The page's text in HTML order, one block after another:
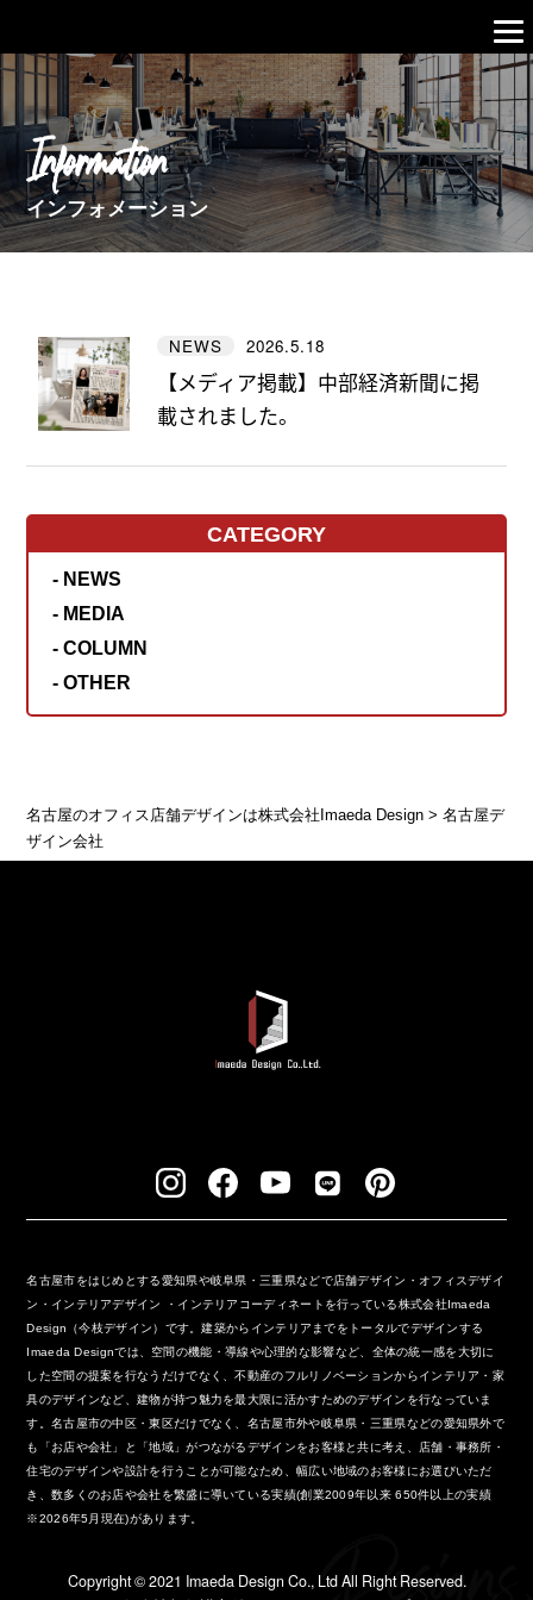
Information
インフォメーション
NEWS 2026.5.18
【メディア掲載】中部経済新聞に掲
載されました。
CATEGORY
- NEWS
- MEDIA
- COLUMN
- OTHER
名古屋のオフィス店舗デザインは株式会社Imaeda Design >名古屋デ
ザイン会社
名古屋市をはじめとする愛知県や岐阜県・三重県などで店舗デザイン・オフィスデザイ
ン・インテリアデザイン ・インテリアコーディネートを行っている株式会社Imaeda
Design（今枝デザイン）です。建築からインテリアまでをトータルでデザインする
Imaeda Designでは、空間の機能・導線や心理的な影響など、全体の統一感を大切に
した空間の提案を行なうだけでなく、不動産のフルリノベーションからインテリア・家
具のデザインなど、建物が持つ魅力を最大限に活かすためのデザインを行なっていま
す。名古屋市の中区・東区だけでなく、名古屋市外や岐阜県・三重県などの愛知県外で
も「お店や会社」と「地域」がつながるデザインをお客様と共に考え、店舗・事務所・
住宅のデザインや設計を行うことが可能なため、幅広い地域のお客様にお選びいただ
き、数多くのお店や会社を繁盛に導いている実績(創業2009年以来 650件以上の実績
※2026年5月現在)があります。
Copyright ©︎ 2021 Imaeda Design Co., Ltd All Right Reserved.